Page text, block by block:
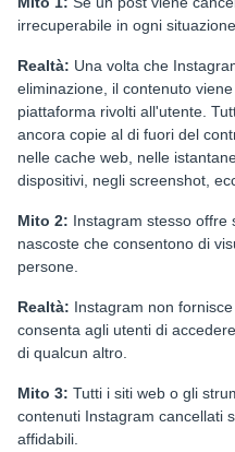
irrecuperabile in ogni situazione.
Realtà: Una volta che
eliminazione, il contenuto
piattaforma rivolti all'utente.
ancora copie al di fuori del
nelle cache web, nelle
dispositivi, negli screenshot,
Mito 2: Instagram stesso offre
nascoste che consentono di
persone.
Realtà: Instagram non
consenta agli utenti di
di qualcun altro.
Mito 3: Tutti i siti web o gli
contenuti Instagram cancellati
affidabili.